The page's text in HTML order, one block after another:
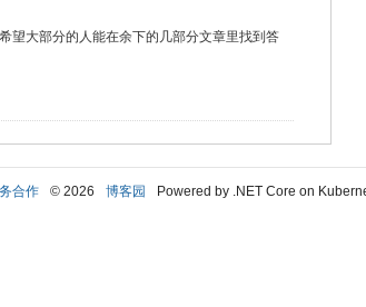
望大部分的人能在余下的几部分文章里找到答
合作 © 2026 博客园 Powered by .NET Core on